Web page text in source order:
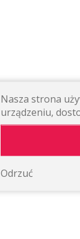
Nasza strona
urządzeniu,
Odrzuć